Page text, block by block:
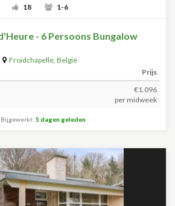
18 1-6
- 6 Persoons Bungalow
Froidchapelle, België
Prijs
€1.096
per midweek
Bijgewerkt: 5 dagen geleden